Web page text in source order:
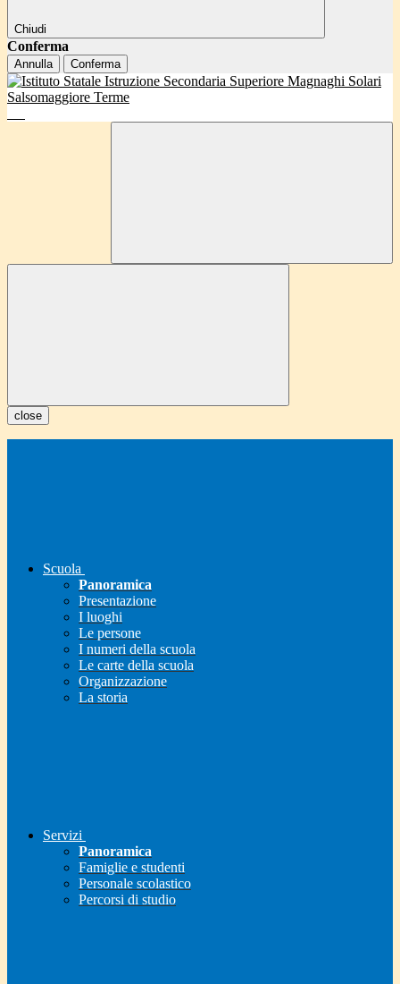
Chiudi
Conferma
Annulla Conferma
close
Scuola
Panoramica
Presentazione
I luoghi
Le persone
I numeri della scuola
Le carte della scuola
Organizzazione
La storia
Servizi
Panoramica
Famiglie e studenti
Personale scolastico
Percorsi di studio